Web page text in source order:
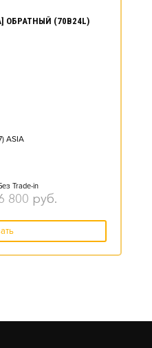
ОБРАТНЫЙ (70B24L)
ASIA
Trade-in
800 руб.